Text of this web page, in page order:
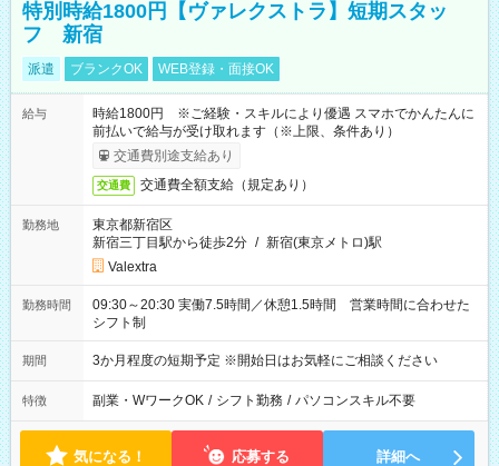
特別時給1800円【ヴァレクストラ】短期スタッ
フ 新宿
派遣 ブランクOK WEB登録・面接OK
給与
時給1800円 ※ご経験・スキルにより優遇 スマホでかんたんに
前払いで給与が受け取れます（※上限、条件あり）
交通費別途支給あり
交通費 交通費全額支給（規定あり）
勤務地
東京都新宿区
新宿三丁目駅から徒歩2分 / 新宿(東京メトロ)駅
Valextra
勤務時間
09:30～20:30 実働7.5時間／休憩1.5時間 営業時間に合わせた
シフト制
期間 3か月程度の短期予定 ※開始日はお気軽にご相談ください
特徴 副業・WワークOK / シフト勤務 / パソコンスキル不要
気になる！ 応募する 詳細へ